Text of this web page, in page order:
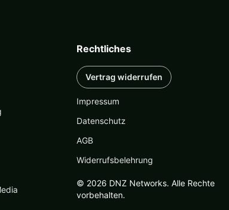
Rechtliches
Vertrag widerrufen
Impressum
Datenschutz
AGB
Widerrufsbelehrung
© 2026 DNZ Networks. Alle Rechte
vorbehalten.